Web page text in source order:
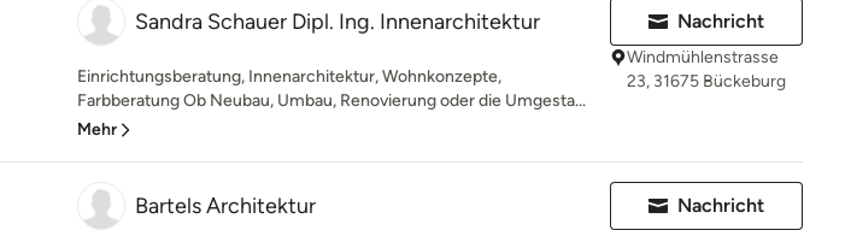
Sandra Schauer Dipl. Ing. Innenarchitektur
Einrichtungsberatung, Innenarchitektur, Wohnkonzepte,
Farbberatung Ob Neubau, Umbau, Renovierung oder die Umgesta...
Mehr
Nachricht
Windmühlenstrasse
23, 31675 Bückeburg
Bartels Architektur Nachricht